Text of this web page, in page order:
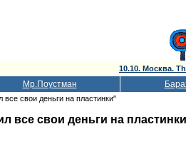
10.10. Москва.
Мр.Поустман
свои деньги на пластинки"
все свои деньги на